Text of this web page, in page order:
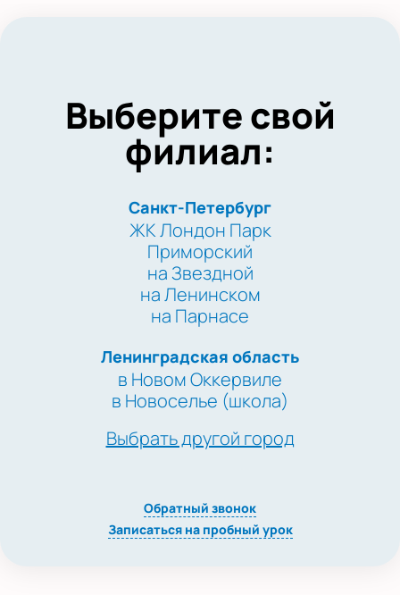
Выберите свой
филиал:
Санкт-Петербург
ЖК Лондон Парк
Приморский
на Звездной
на Ленинском
на Парнасе
Ленинградская область
в Новом Оккервиле
в Новоселье (школа)
Выбрать другой город
Обратный звонок
Записаться на пробный урок